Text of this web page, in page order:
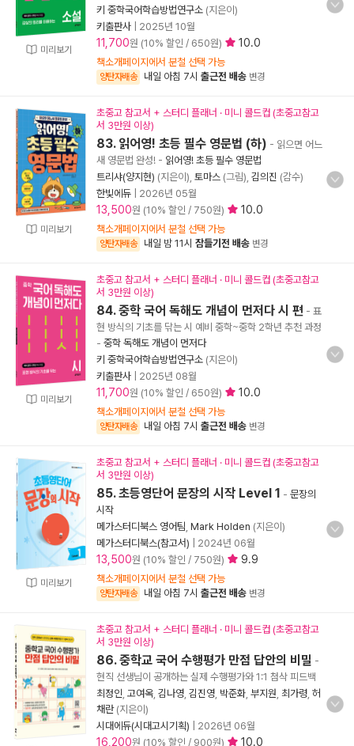
미리보기
키 중학국어학습방법연구소 (지은이)
키출판사
2025년 10월
11,700원 (10% 할인 / 650원) 10.0
책소개페이지에서 분철 선택 가능
양탄자배송 내일 아침 7시 출근전 배송 변경
미리보기
초중고 참고서 + 스터디 플래너 · 미니 콜드컵 (초중고참고
서 3만원 이상)
83. 읽어영! 초등 필수 영문법 (하) - 읽으면 어느
새 영문법 완성! - 읽어영! 초등 필수 영문법
트리샤(양지현) (지은이), 토마스 (그림), 김의진 (감수)
한빛에듀
2026년 05월
13,500원 (10% 할인 / 750원) 10.0
책소개페이지에서 분철 선택 가능
양탄자배송 내일 밤 11시 잠들기전 배송 변경
미리보기
초중고 참고서 + 스터디 플래너 · 미니 콜드컵 (초중고참고
서 3만원 이상)
84. 중학 국어 독해도 개념이 먼저다 시 편 - 표
현 방식의 기초를 닦는 시 예비 중학~중학 2학년 추천 과정
- 중학 독해도 개념이 먼저다
키 중학국어학습방법연구소 (지은이)
키출판사
2025년 08월
11,700원 (10% 할인 / 650원) 10.0
책소개페이지에서 분철 선택 가능
양탄자배송 내일 아침 7시 출근전 배송 변경
미리보기
초중고 참고서 + 스터디 플래너 · 미니 콜드컵 (초중고참고
서 3만원 이상)
85. 초등영단어 문장의 시작 Level 1 - 문장의
시작
메가스터디북스 영어팀 Mark Holden (지은이)
메가스터디북스(참고서)
2024년 06월
13,500원 (10% 할인 / 750원) 9.9
책소개페이지에서 분철 선택 가능
양탄자배송 내일 아침 7시 출근전 배송 변경
초중고 참고서 + 스터디 플래너 · 미니 콜드컵 (초중고참고
서 3만원 이상)
86. 중학교 국어 수행평가 만점 답안의 비밀 -
현직 선생님이 공개하는 실제 수행평가와 1:1 첨삭 피드백
최정인 고여옥 김나영 김진영 박준화 부지원 최가령 허
채란(지은이)
시대에듀(시대고시기획)
2026년 06월
16,200원 (10% 할인 / 900원) 10.0